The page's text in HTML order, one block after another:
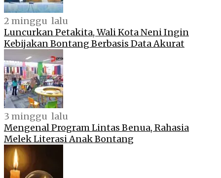
2 minggu lalu
Luncurkan Petakita, Wali Kota Neni Ingin
Kebijakan Bontang Berbasis Data Akurat
3 minggu lalu
Mengenal Program Lintas Benua, Rahasia
Melek Literasi Anak Bontang